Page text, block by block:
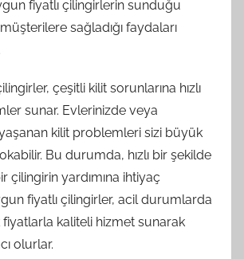
fiyatlı çilingirlerin sunduğu
sağladığı faydaları
çeşitli kilit sorunlarına hızlı
sunar. Evlerinizde veya
kilit problemleri sizi büyük
Bu durumda, hızlı bir şekilde
çilingirin yardımına ihtiyaç
fiyatlı çilingirler, acil durumlarda
kaliteli hizmet sunarak
olurlar.